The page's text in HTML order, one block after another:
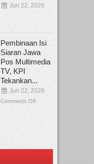
Jun 22, 2026
Pembinaan Isi
Siaran Jawa
Pos Multimedia
TV, KPI
Tekankan...
Jun 22, 2026
Comments Off